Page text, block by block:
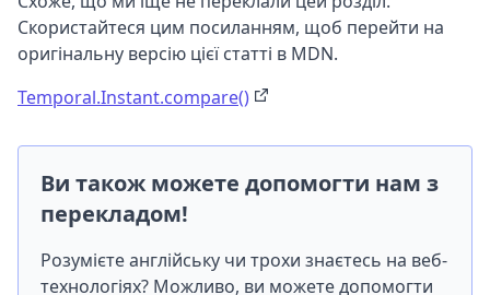
Скористайтеся цим посиланням, щоб перейти на
оригінальну версію цієї статті в MDN.
Temporal.Instant.compare()
Ви також можете допомогти нам з
перекладом!
Розумієте англійську чи трохи знаєтесь на веб-
технологіях? Можливо, ви можете допомогти